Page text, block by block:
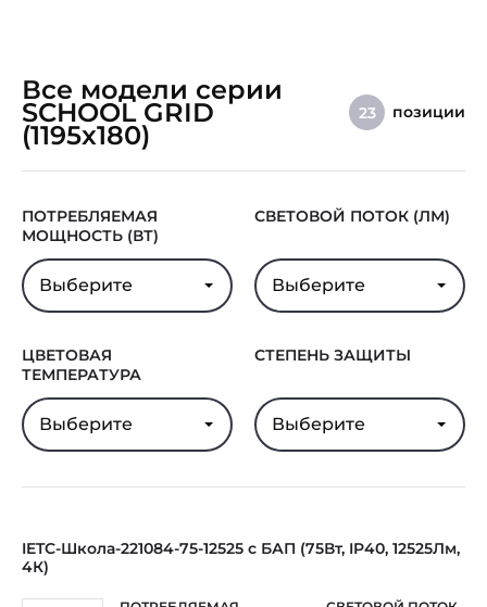
Все модели серии
SCHOOL GRID
(1195x180)
23 позиции
ПОТРЕБЛЯЕМАЯ
МОЩНОСТЬ (ВТ)
Выберите
СВЕТОВОЙ ПОТОК (ЛМ)
Выберите
ЦВЕТОВАЯ
ТЕМПЕРАТУРА
Выберите
СТЕПЕНЬ ЗАЩИТЫ
Выберите
IETC-Школа-221084-75-12525 с БАП (75Вт, IP40, 12525Лм,
4К)